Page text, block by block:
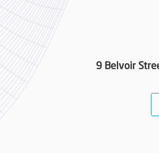
9 Belvoir